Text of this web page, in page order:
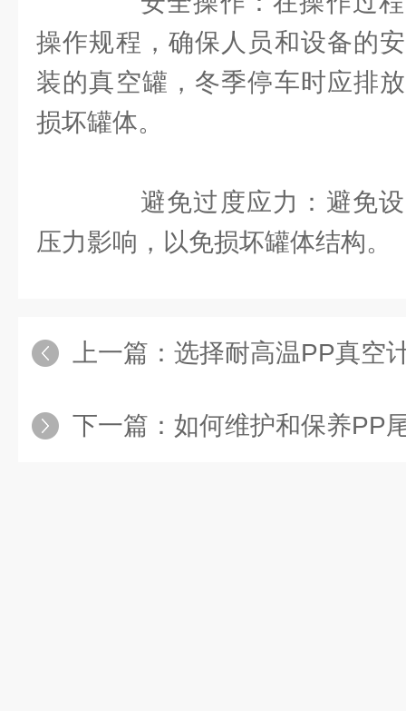
操作规程，确保人员和设备的
装的真空罐，冬季停车时应排
损坏罐体。
避免过度应力：避免设
压力影响，以免损坏罐体结构。
上一篇： 选择耐高温PP真空计
下一篇： 如何维护和保养PP